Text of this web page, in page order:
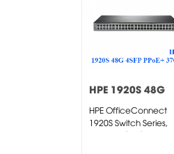
HPE 1920S 48G
4SFP PPoE+ 370W
Switch
HPE OfficeConnect
1920S Switch Series,
được thiết kế cho các